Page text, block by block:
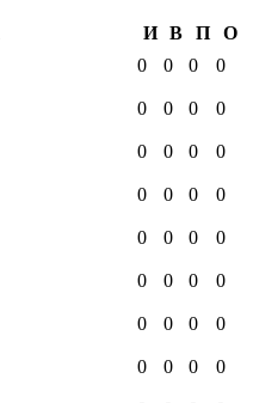
И В П
О
0 0 0 0
0 0 0 0
0 0 0 0
0 0 0 0
0 0 0 0
0 0 0 0
0 0 0 0
0 0 0 0